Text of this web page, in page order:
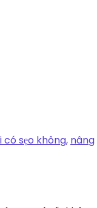
có sẹo không, nâng